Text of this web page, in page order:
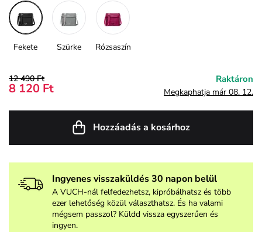
Fekete Szürke Rózsaszín
12 490 Ft
8 120 Ft
Raktáron
Megkaphatja már 08. 12.
Hozzáadás a kosárhoz
Ingyenes visszaküldés 30 napon belül
A VUCH-nál felfedezhetsz, kipróbálhatsz és több
ezer lehetőség közül választhatsz. És ha valami
mégsem passzol? Küldd vissza egyszerűen és
ingyen.